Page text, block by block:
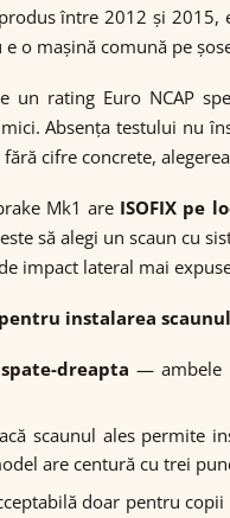
între 2012 și
o mașină comună pe
un rating Euro NCAP
Absența testului nu
cifre concrete, alegerea
Mk1 are ISOFIX pe
să alegi un scaun cu
impact lateral mai
instalarea
dreapta — ambele
scaunul ales permite
are centură cu trei
doar pentru copii